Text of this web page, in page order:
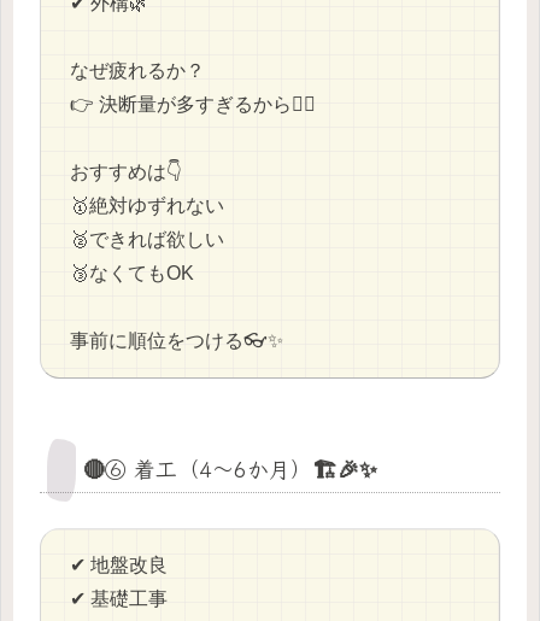
なぜ疲れるか？
👉 決断量が多すぎるから😵‍💫
おすすめは👇
🥇絶対ゆずれない
🥈できれば欲しい
🥉なくてもOK
事前に順位をつける👓✨
🔴⑥ 着工（4〜6か月）🏗️🎉✨
✔ 地盤改良
✔ 基礎工事